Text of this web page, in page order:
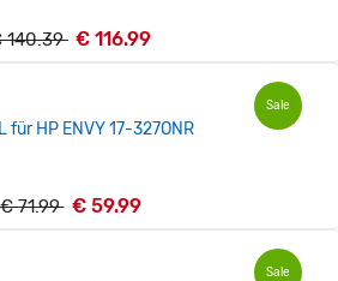
140.39 € 116.99
Sale
für HP ENVY 17-327ONR
€ 71.99 € 59.99
Sale